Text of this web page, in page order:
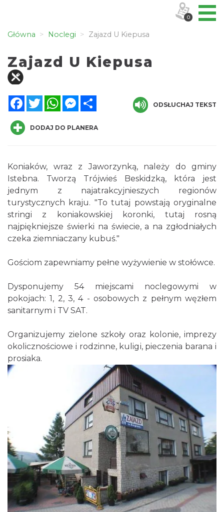
Główna Noclegi Zajazd U Kiepusa
Zajazd U Kiepusa
FacebookTwitterWhatsAppMessenger
ODSŁUCHAJ TEKST
DODAJ DO PLANERA
Koniaków, wraz z Jaworzynką, należy do gminy
Istebna. Tworzą Trójwieś Beskidzką, która jest
jednym z najatrakcyjnieszych regionów
turystycznych kraju. "To tutaj powstają oryginalne
stringi z koniakowskiej koronki, tutaj rosną
najpiękniejsze świerki na świecie, a na zgłodniałych
czeka ziemniaczany kubuś."
Gościom zapewniamy pełne wyżywienie w stołówce.
Dysponujemy 54 miejscami noclegowymi w
pokojach: 1, 2, 3, 4 - osobowych z pełnym węzłem
sanitarnym i TV SAT.
Organizujemy zielone szkoły oraz kolonie, imprezy
okolicznościowe i rodzinne, kuligi, pieczenia barana i
prosiaka.
0